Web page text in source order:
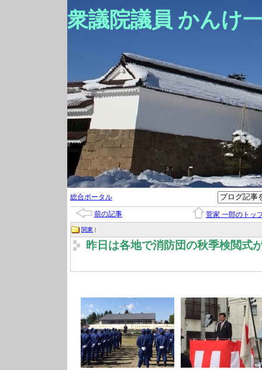
衆議院議員 かんけ
総合ポータル
前の記事 菅家 一郎のトッ
関東 |
昨日は各地で消防団の秋季検閲式